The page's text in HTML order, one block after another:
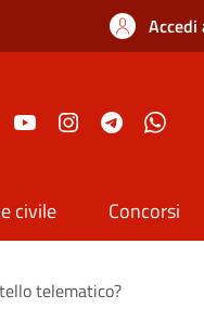
civile Concorsi
telematico?